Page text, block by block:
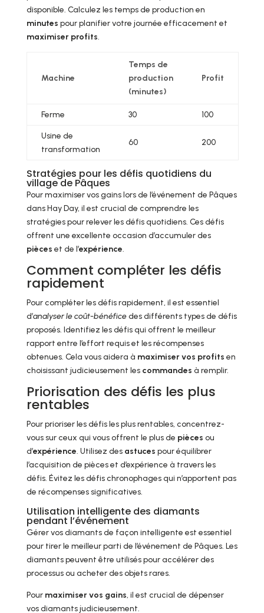
disponible. Calculez les temps de production en
minutes pour planifier votre journée efficacement et
maximiser profits.
Machine
Temps de
production
(minutes)
Profit
Ferme 30 100
Usine de
transformation
60 200
Stratégies pour les défis quotidiens du
village de Pâques
Pour maximiser vos gains lors de l’événement de Pâques
dans Hay Day, il est crucial de comprendre les
stratégies pour relever les défis quotidiens. Ces défis
offrent une excellente occasion d’accumuler des
pièces et de l’expérience.
Comment compléter les défis
rapidement
Pour compléter les défis rapidement, il est essentiel
d’analyser le coût-bénéficedes différents types de défis
proposés. Identifiez les défis qui offrent le meilleur
rapport entre l’effort requis et les récompenses
obtenues. Cela vous aidera à maximiser vos profits en
choisissant judicieusement les commandes à remplir.
Priorisation des défis les plus
rentables
Pour prioriser les défis les plus rentables, concentrez-
vous sur ceux qui vous offrent le plus de pièces ou
d’expérience. Utilisez des astuces pour équilibrer
l’acquisition de pièces et d’expérience à travers les
défis. Évitez les défis chronophages qui n’apportent pas
de récompenses significatives.
Utilisation intelligente des diamants
pendant l’événement
Gérer vos diamants de façon intelligente est essentiel
pour tirer le meilleur parti de l’événement de Pâques. Les
diamants peuvent être utilisés pour accélérer des
processus ou acheter des objets rares.
Pour maximiser vos gains, il est crucial de dépenser
vos diamants judicieusement.